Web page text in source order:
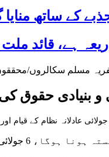
و بنیادی حقوق
عادلانہ نظام کے قیام
“کے موقع پرقائد ملت جعفریہ کا پیغام